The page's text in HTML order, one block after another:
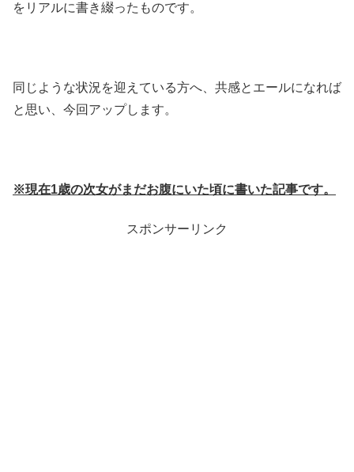
をリアルに書き綴ったものです。
同じような状況を迎えている方へ、共感とエールになれば
と思い、今回アップします。
※現在1歳の次女がまだお腹にいた頃に書いた記事です。
スポンサーリンク